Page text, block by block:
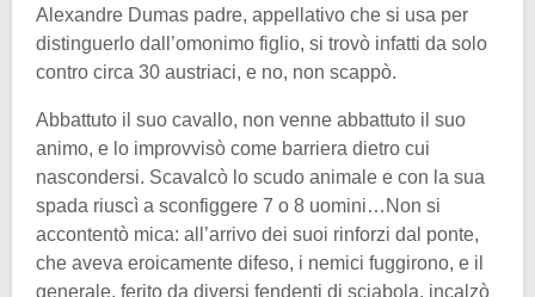
Alexandre Dumas padre, appellativo che si usa per
distinguerlo dall’omonimo figlio, si trovò infatti da solo
contro circa 30 austriaci, e no, non scappò.
Abbattuto il suo cavallo, non venne abbattuto il suo
animo, e lo improvvisò come barriera dietro cui
nascondersi. Scavalcò lo scudo animale e con la sua
spada riuscì a sconfiggere 7 o 8 uomini…Non si
accontentò mica: all’arrivo dei suoi rinforzi dal ponte,
che aveva eroicamente difeso, i nemici fuggirono, e il
generale, ferito da diversi fendenti di sciabola, incalzò